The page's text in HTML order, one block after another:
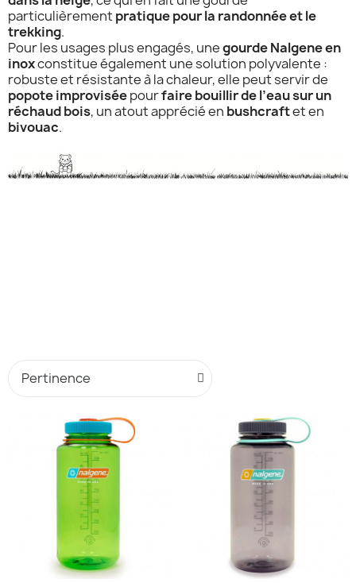
particulièrement pratique pour la randonnée et le
trekking.
Pour les usages plus engagés, unegourde Nalgene en
inoxconstitue également une solution polyvalente :
robuste et résistante à la chaleur, elle peut servir de
popote improviséepourfaire bouillir de l’eau sur un
réchaud bois, un atout apprécié en bushcraftet en
bivouac.